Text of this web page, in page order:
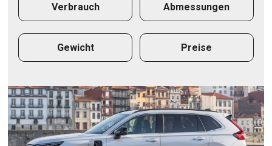
Verbrauch Abmessungen
Gewicht Preise